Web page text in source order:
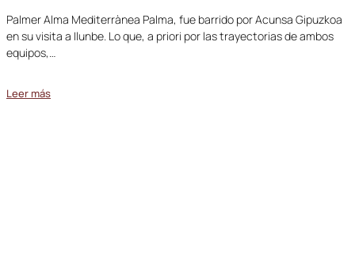
Palmer Alma Mediterrànea Palma, fue barrido por Acunsa Gipuzkoa
en su visita a Ilunbe. Lo que, a priori por las trayectorias de ambos
equipos,…
Leer más